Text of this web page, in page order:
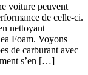
voiture peuvent
de celle-ci.
nettoyant
Foam. Voyons
de carburant avec
s’en […]